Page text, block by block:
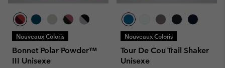
Nouveaux Coloris
Bonnet Polar Powder™
III Unisexe
Nouveaux Coloris
Tour De Cou Trail Shaker
Unisexe